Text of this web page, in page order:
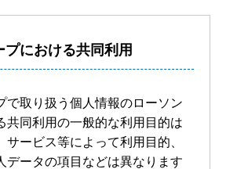
プにおける共同利用
で取り扱う個人情報のローソン
共同利用の一般的な利用目的は
サービス等によって利用目的、
データの項目などは異なります